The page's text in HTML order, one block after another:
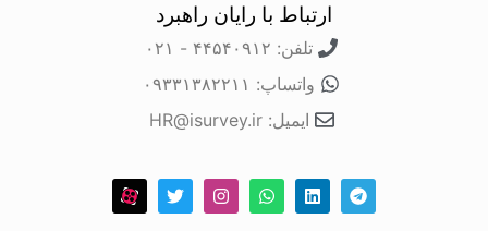
ارتباط با رایان راهبرد
واتساپ: ۰۹۳۳۱۳۸۲۲۱۱